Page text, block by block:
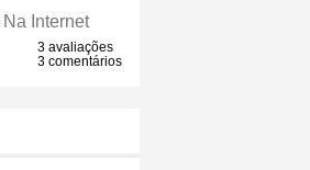
Internet
3 avaliações
3 comentários